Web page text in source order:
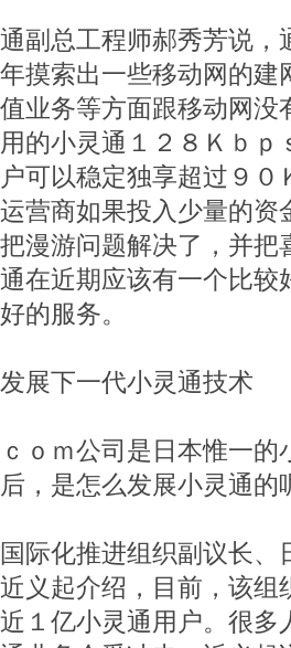
总工程师郝秀芳说，
摸索出一些移动网的建
业务等方面跟移动网没
的小灵通１２８Ｋｂｐ
可以稳定独享超过９０
营商如果投入少量的资
漫游问题解决了，并把
在近期应该有一个比较
的服务。
下一代小灵通技术
ｍ公司是日本惟一的
，是怎么发展小灵通的
化推进组织副议长、
义起介绍，目前，该组
１亿小灵通用户。很多